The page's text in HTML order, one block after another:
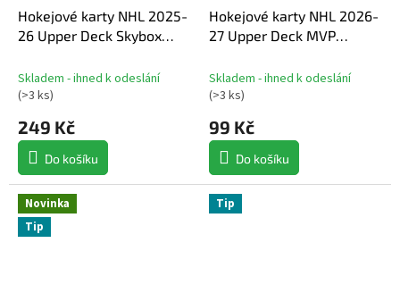
Hokejové karty NHL 2025-
26 Upper Deck Skybox
Balíček
Skladem - ihned k odeslání
(>3 ks)
249 Kč
Do košíku
Hokejové karty NHL 2026-
27 Upper Deck MVP
Skladem - ihned k odeslání
(>3 ks)
99 Kč
Do košíku
Novinka
Tip
Tip